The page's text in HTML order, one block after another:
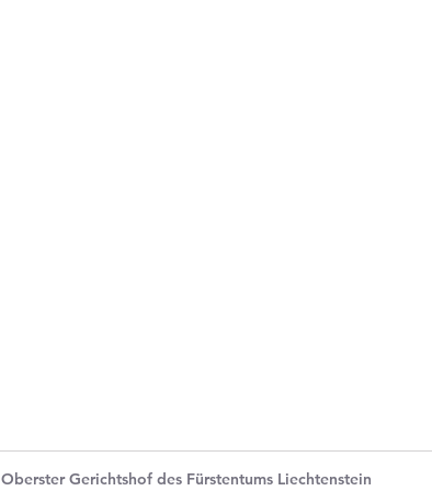
Oberster Gerichtshof des Fürstentums Liechtenstein